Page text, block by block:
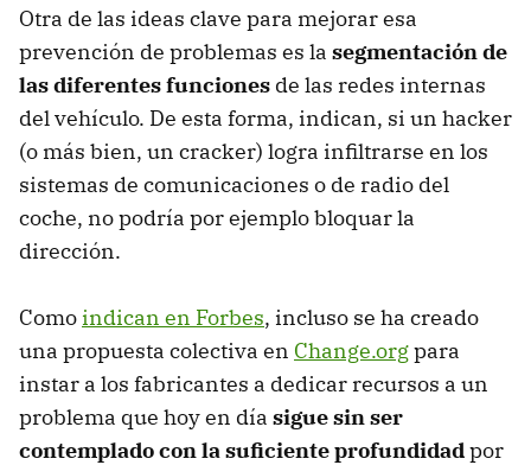
Otra de las ideas clave para mejorar esa
prevención de problemas es la segmentación de
las diferentes funciones de las redes internas
del vehículo. De esta forma, indican, si un hacker
(o más bien, un cracker) logra infiltrarse en los
sistemas de comunicaciones o de radio del
coche, no podría por ejemplo bloquar la
dirección.
Comoindican en Forbes, incluso se ha creado
una propuesta colectiva en Change.orgpara
instar a los fabricantes a dedicar recursos a un
problema que hoy en día sigue sin ser
contemplado con la suficiente profundidadpor